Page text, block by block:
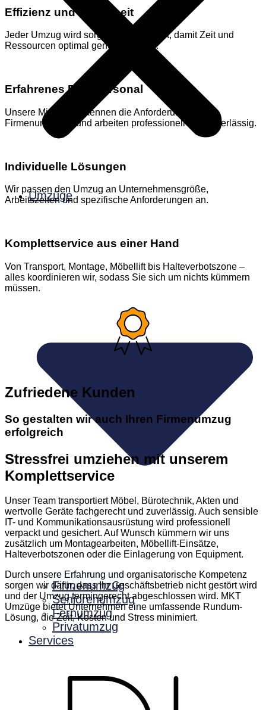
Umzüge
Firmenumzug
Seniorenumzug
Fernumzug
Privatumzug
Services
Effizienz und Sicherheit
Jeder Umzug wird sorgfältig vorbereitet, damit Zeit und
Ressourcen optimal genutzt werden.
Erfahrenes Fachpersonal
Unsere Mitarbeiter kennen die Anforderungen von
Firmenumzügen und arbeiten professionell und zuverlässig.
Individuelle Lösungen
Wir passen den Umzug an Unternehmensgröße,
Arbeitszeiten und spezifische Anforderungen an.
Komplettservice aus einer Hand
Von Transport, Montage, Möbellift bis Halteverbotszone –
alles koordinieren wir, sodass Sie sich um nichts kümmern
müssen.
Zufriedene Kunden
So gestalten wir auch Ihren Firmenumzug
erfolgreich
Stressfrei umziehen mit unserem
Komplettservice
Unser Team transportiert Möbel, Bürotechnik, Akten und
wertvolle Geräte fachgerecht und zuverlässig. Auch sensible
IT- und Kommunikationsausrüstung wird professionell
verpackt und gesichert. Auf Wunsch kümmern wir uns
zusätzlich um Montagearbeiten, Möbellift-Einsätze,
Halteverbotszonen oder die Einlagerung von Equipment.
Durch unsere Erfahrung und organisatorische Kompetenz
sorgen wir dafür, dass Ihr Geschäftsbetrieb nicht gestört wird
und der Umzug termingerecht abgeschlossen wird. MKT
Umzüge bietet Unternehmen eine umfassende Rundum-
Lösung, die Zeit, Kosten und Stress minimiert.